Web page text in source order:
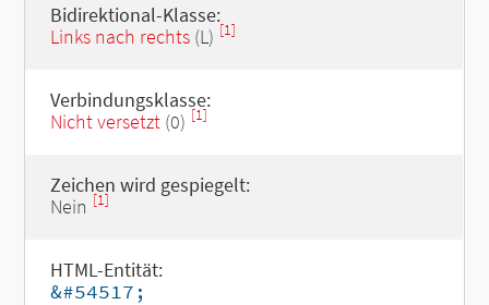
Bidirektional-Klasse:
Links nach rechts(L) [1]
Verbindungsklasse:
Nicht versetzt(0) [1]
Zeichen wird gespiegelt:
Nein [1]
HTML-Entität:
&#54517;